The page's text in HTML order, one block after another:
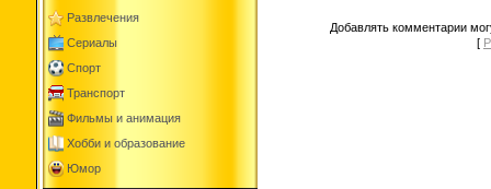
Развлечения
Сериалы
Спорт
Транспорт
Фильмы и анимация
Хобби и образование
Юмор
Добавлять комментарии
[